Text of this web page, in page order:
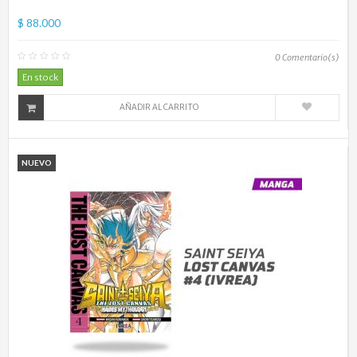
$ 88.000
0Comentario(s)
En stock
AÑADIR AL CARRITO
NUEVO